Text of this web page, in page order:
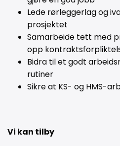
Lede rørleggerlag og
prosjektet
Samarbeide tett med
opp
Bidra til et godt
rutiner
Sikre at KS- og HMS-
Vi kan tilby